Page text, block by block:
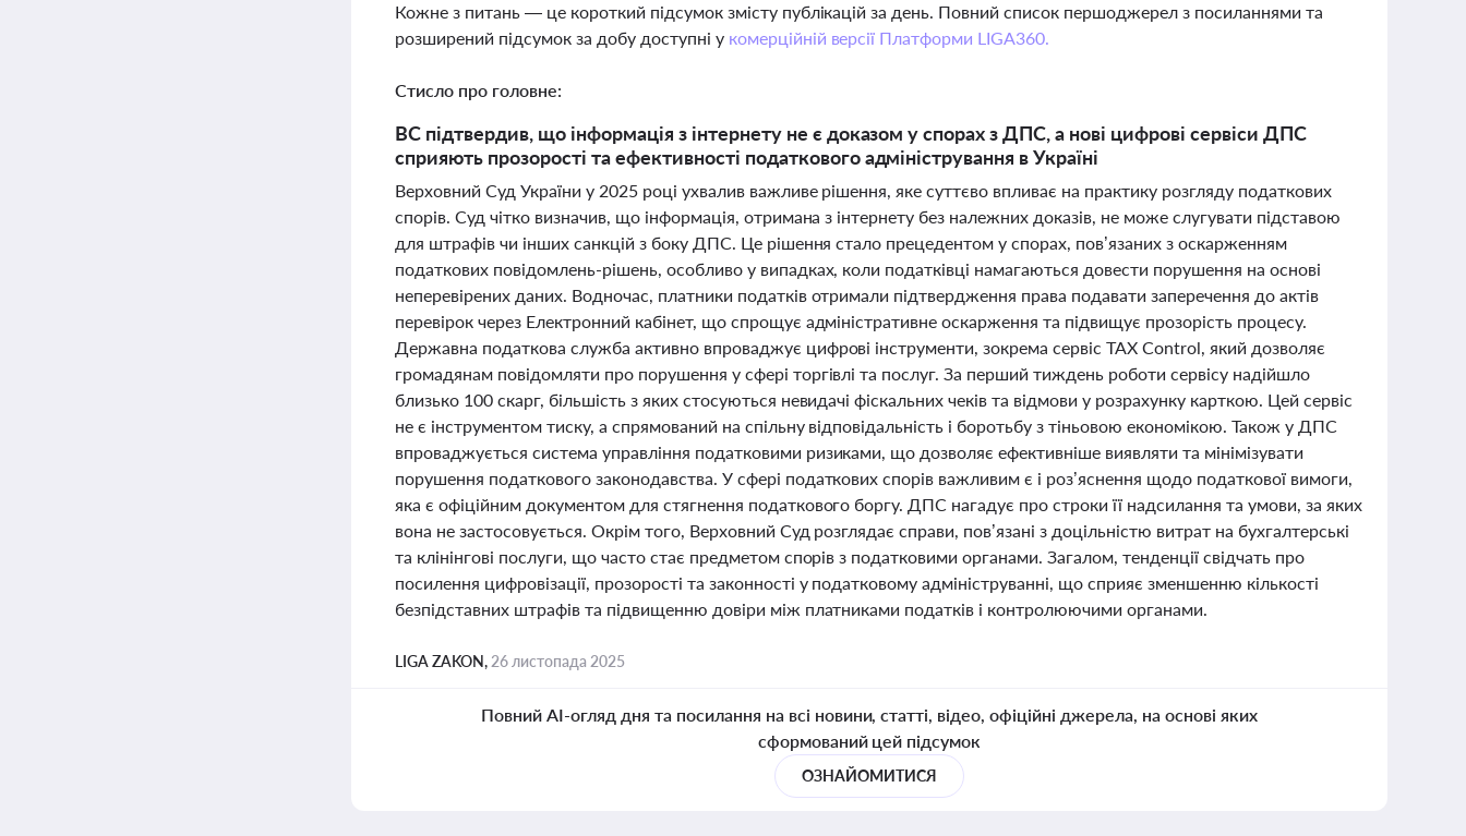
Кожне з питань — це короткий підсумок змісту публікацій за день. Повний список першоджерел з посиланнями та
розширений підсумок за добу доступні у комерційній версії Платформи LIGA360.
Стисло про головне:
ВС підтвердив, що інформація з інтернету не є доказом у спорах з ДПС, а нові цифрові сервіси ДПС
сприяють прозорості та ефективності податкового адміністрування в Україні
Верховний Суд України у 2025 році ухвалив важливе рішення, яке суттєво впливає на практику розгляду податкових
спорів. Суд чітко визначив, що інформація, отримана з інтернету без належних доказів, не може слугувати підставою
для штрафів чи інших санкцій з боку ДПС. Це рішення стало прецедентом у спорах, пов’язаних з оскарженням
податкових повідомлень-рішень, особливо у випадках, коли податківці намагаються довести порушення на основі
неперевірених даних. Водночас, платники податків отримали підтвердження права подавати заперечення до актів
перевірок через Електронний кабінет, що спрощує адміністративне оскарження та підвищує прозорість процесу.
Державна податкова служба активно впроваджує цифрові інструменти, зокрема сервіс TAX Control, який дозволяє
громадянам повідомляти про порушення у сфері торгівлі та послуг. За перший тиждень роботи сервісу надійшло
близько 100 скарг, більшість з яких стосуються невидачі фіскальних чеків та відмови у розрахунку карткою. Цей сервіс
не є інструментом тиску, а спрямований на спільну відповідальність і боротьбу з тіньовою економікою. Також у ДПС
впроваджується система управління податковими ризиками, що дозволяє ефективніше виявляти та мінімізувати
порушення податкового законодавства. У сфері податкових спорів важливим є і роз’яснення щодо податкової вимоги,
яка є офіційним документом для стягнення податкового боргу. ДПС нагадує про строки її надсилання та умови, за яких
вона не застосовується. Окрім того, Верховний Суд розглядає справи, пов’язані з доцільністю витрат на бухгалтерські
та клінінгові послуги, що часто стає предметом спорів з податковими органами. Загалом, тенденції свідчать про
посилення цифровізації, прозорості та законності у податковому адмініструванні, що сприяє зменшенню кількості
безпідставних штрафів та підвищенню довіри між платниками податків і контролюючими органами.
LIGA ZAKON, 26 листопада 2025
Повний AI-огляд дня та посилання на всі новини, статті, відео, офіційні джерела, на основі яких
сформований цей підсумок
ОЗНАЙОМИТИСЯ